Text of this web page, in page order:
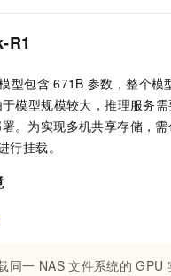
R1
型包含 671B 参数，整个模
模型规模较大，推理服务
。为实现多机共享存储，需
行挂载。
同一 NAS 文件系统的 GPU